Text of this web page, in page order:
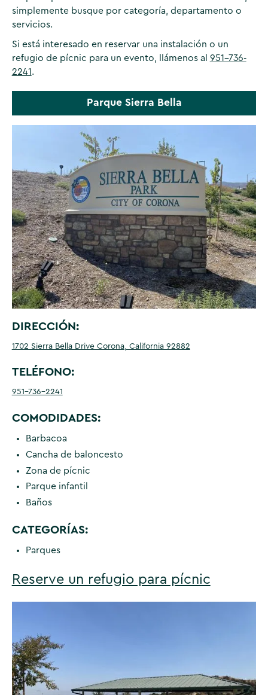
simplemente busque por categoría, departamento o
servicios.
Si está interesado en reservar una instalación o un
refugio de pícnic para un evento, llámenos al 951-736-
2241.
Parque Sierra Bella
DIRECCIÓN:
1702 Sierra Bella Drive Corona, California 92882
TELÉFONO:
951-736-2241
COMODIDADES:
Barbacoa
Cancha de baloncesto
Zona de pícnic
Parque infantil
Baños
CATEGORÍAS:
Parques
Reserve un refugio para pícnic